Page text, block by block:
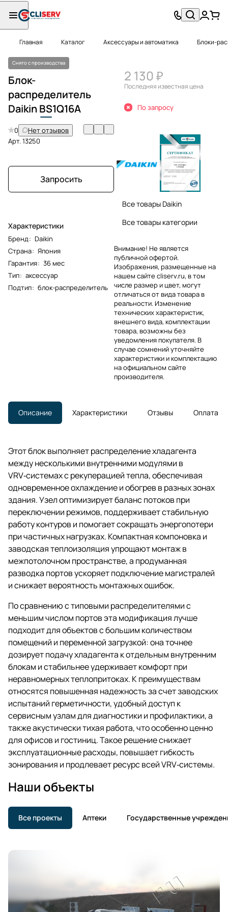
Главная Каталог Аксессуары и автоматика Блоки-
Снято с производства
Блок-
распределитель
DaikinBS1Q16A
0
Нет отзывов
Арт.13250
Запросить
Характеристики
Бренд: Daikin
Страна: Япония
Гарантия: 36 мес
Тип: аксессуар
Подтип: блок-распределитель
2 130 ₽
Последняя известная цена
По запросу
Все товары Daikin
Все товары категории
Внимание! Не является
публичной офертой.
Изображения, размещенные на
нашем сайте cliserv.ru, в том
числе размер и цвет, могут
отличаться от вида товара в
реальности. Изменение
технических характеристик,
внешнего вида, комплектации
товара, возможны без
уведомления покупателя. В
случае сомнений уточняйте
характеристики и комплектацию
на официальном сайте
производителя.
Описание Характеристики Отзывы Оплата
Этот блок выполняет распределение хладагента
между несколькими внутренними модулями в
VRV‑системах с рекуперацией тепла, обеспечивая
одновременное охлаждение и обогрев в разных зонах
здания. Узел оптимизирует баланс потоков при
переключении режимов, поддерживает стабильную
работу контуров и помогает сокращать энергопотери
при частичных нагрузках. Компактная компоновка и
заводская теплоизоляция упрощают монтаж в
межпотолочном пространстве, а продуманная
разводка портов ускоряет подключение магистралей
и снижает вероятность монтажных ошибок.
По сравнению с типовыми распределителями с
меньшим числом портов эта модификация лучше
подходит для объектов с большим количеством
помещений и переменной загрузкой: она точнее
дозирует подачу хладагента к отдельным внутренним
блокам и стабильнее удерживает комфорт при
неравномерных теплопритоках. К преимуществам
относятся повышенная надежность за счет заводских
испытаний герметичности, удобный доступ к
сервисным узлам для диагностики и профилактики, а
также акустически тихая работа, что особенно ценно
для офисов и гостиниц. Такое решение снижает
эксплуатационные расходы, повышает гибкость
зонирования и продлевает ресурс всей VRV‑системы.
Наши объекты
Все проекты Аптеки Государственные